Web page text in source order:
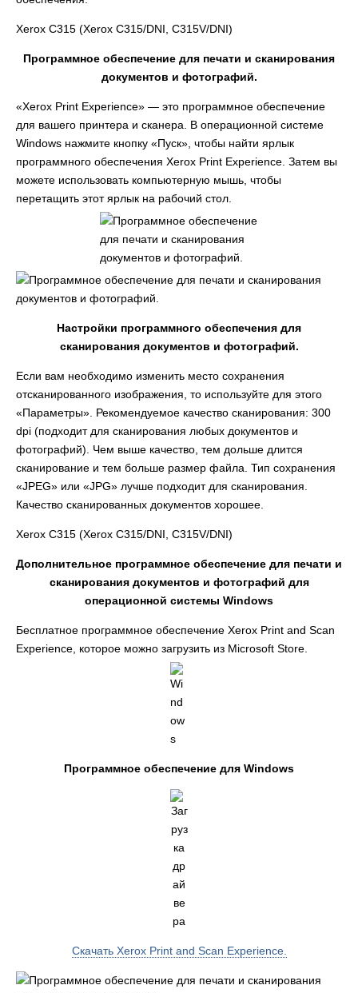
Xerox C315 (Xerox C315/DNI, C315V/DNI)
Программное обеспечение для печати и сканирования
документов и фотографий.
«Xerox Print Experience» — это программное обеспечение
для вашего принтера и сканера. В операционной системе
Windows нажмите кнопку «Пуск», чтобы найти ярлык
программного обеспечения Xerox Print Experience. Затем вы
можете использовать компьютерную мышь, чтобы
перетащить этот ярлык на рабочий стол.
Настройки программного обеспечения для
сканирования документов и фотографий.
Если вам необходимо изменить место сохранения
отсканированного изображения, то используйте для этого
«Параметры». Рекомендуемое качество сканирования: 300
dpi (подходит для сканирования любых документов и
фотографий). Чем выше качество, тем дольше длится
сканирование и тем больше размер файла. Тип сохранения
«JPEG» или «JPG» лучше подходит для сканирования.
Качество сканированных документов хорошее.
Xerox C315 (Xerox C315/DNI, C315V/DNI)
Дополнительное программное обеспечение для печати и
сканирования документов и фотографий для
операционной системы Windows
Бесплатное программное обеспечение Xerox Print and Scan
Experience, которое можно загрузить из Microsoft Store.
Программное обеспечение для Windows
Скачать Xerox Print and Scan Experience.